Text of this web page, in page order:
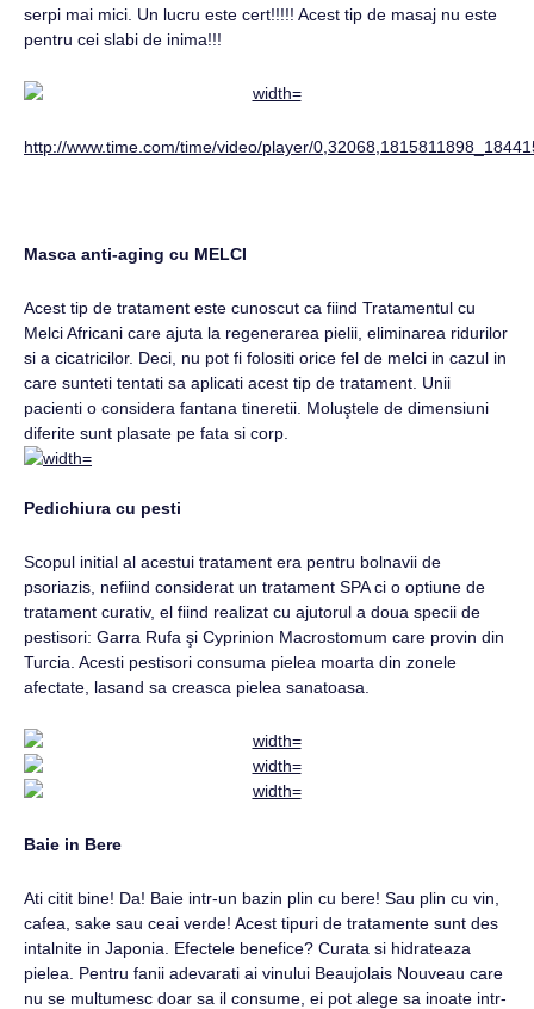
serpi mai mici. Un lucru este cert!!!!! Acest tip de masaj nu este
pentru cei slabi de inima!!!
http://www.time.com/time/video/player/
Masca anti-aging cu MELCI
Acest tip de tratament este cunoscut ca fiind Tratamentul cu
Melci Africani care ajuta la regenerarea pielii, eliminarea ridurilor
si a cicatricilor. Deci, nu pot fi folositi orice fel de melci in cazul in
care sunteti tentati sa aplicati acest tip de tratament. Unii
pacienti o considera fantana tineretii. Moluştele de dimensiuni
diferite sunt plasate pe fata si corp.
Pedichiura cu pesti
Scopul initial al acestui tratament era pentru bolnavii de
psoriazis, nefiind considerat un tratament SPA ci o optiune de
tratament curativ, el fiind realizat cu ajutorul a doua specii de
pestisori: Garra Rufa şi Cyprinion Macrostomum care provin din
Turcia. Acesti pestisori consuma pielea moarta din zonele
afectate, lasand sa creasca pielea sanatoasa.
Baie in Bere
Ati citit bine! Da! Baie intr-un bazin plin cu bere! Sau plin cu vin,
cafea, sake sau ceai verde! Acest tipuri de tratamente sunt des
intalnite in Japonia. Efectele benefice? Curata si hidrateaza
pielea. Pentru fanii adevarati ai vinului Beaujolais Nouveau care
nu se multumesc doar sa il consume, ei pot alege sa inoate intr-